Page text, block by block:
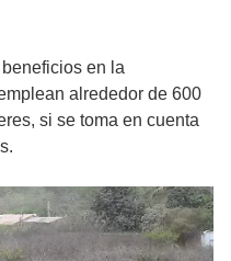
en la
alrededor de 600
si se toma en cuenta